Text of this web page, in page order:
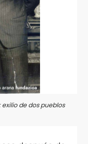
exilio de dos pueblos